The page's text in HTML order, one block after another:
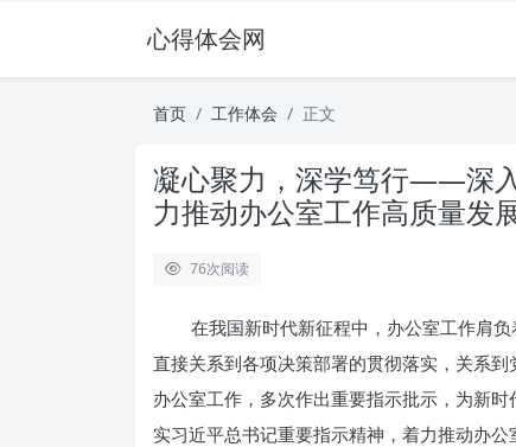
心得体会网
首页 工作体会 正文
凝心聚力，深学笃行——深
力推动办公室工作高质量发
76次阅读
在我国新时代新征程中，办公室工作肩
直接关系到各项决策部署的贯彻落实，关系
办公室工作，多次作出重要指示批示，为新
实习近平总书记重要指示精神，着力推动办